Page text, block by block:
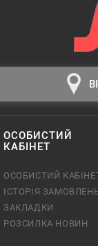
ОСОБИСТИЙ
КАБІНЕТ
ОСОБИСТИЙ
ІСТОРІЯ
ЗАКЛАДКИ
РОЗСИЛКА НОВИН